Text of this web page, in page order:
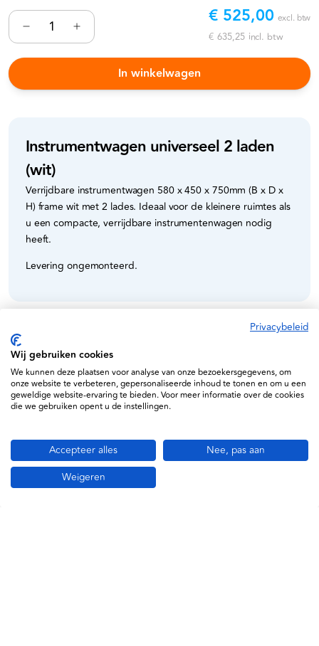
€ 525,00 excl. btw
€ 635,25 incl. btw
In winkelwagen
Instrumentwagen universeel 2 laden
(wit)
Verrijdbare instrumentwagen 580 x 450 x 750mm (B x D x
H) frame wit met 2 lades. Ideaal voor de kleinere ruimtes als
u een compacte, verrijdbare instrumentenwagen nodig
heeft.
Levering ongemonteerd.
Specificaties
Informatie
Privacybeleid
Wij gebruiken cookies
We kunnen deze plaatsen voor analyse van onze bezoekersgegevens, om
onze website te verbeteren, gepersonaliseerde inhoud te tonen en om u een
geweldige website-ervaring te bieden. Voor meer informatie over de cookies
die we gebruiken opent u de instellingen.
Accepteer alles
Nee, pas aan
Weigeren